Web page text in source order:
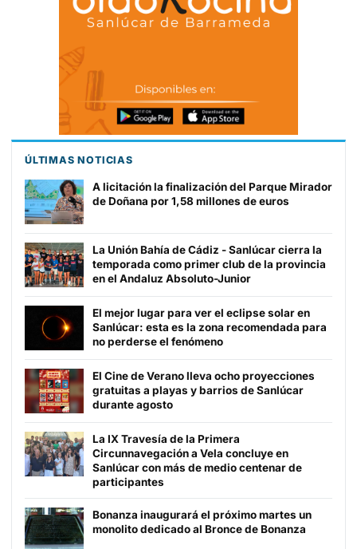
ÚLTIMAS NOTICIAS
A licitación la finalización del Parque Mirador
de Doñana por 1,58 millones de euros
La Unión Bahía de Cádiz - Sanlúcar cierra la
temporada como primer club de la provincia
en el Andaluz Absoluto-Junior
El mejor lugar para ver el eclipse solar en
Sanlúcar: esta es la zona recomendada para
no perderse el fenómeno
El Cine de Verano lleva ocho proyecciones
gratuitas a playas y barrios de Sanlúcar
durante agosto
La IX Travesía de la Primera
Circunnavegación a Vela concluye en
Sanlúcar con más de medio centenar de
participantes
Bonanza inaugurará el próximo martes un
monolito dedicado al Bronce de Bonanza